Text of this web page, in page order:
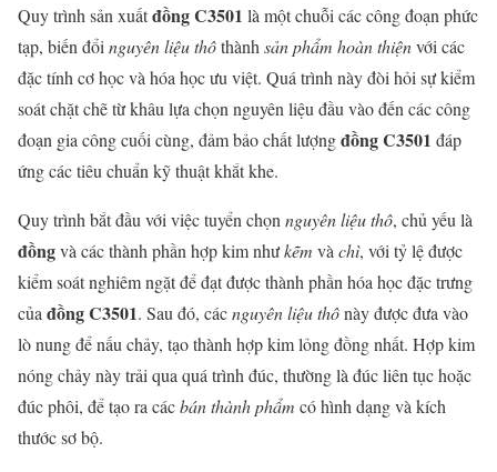
Quy trình sản xuấtđồng C3501 là một chuỗi các công đoạn phức
tạp, biến đổi nguyên liệu thôthành sản phẩm hoàn thiệnvới các
đặc tính cơ học và hóa học ưu việt. Quá trình này đòi hỏi sự kiểm
soát chặt chẽ từ khâu lựa chọn nguyên liệu đầu vào đến các công
đoạn gia công cuối cùng, đảm bảo chất lượngđồng C3501 đáp
ứng các tiêu chuẩn kỹ thuật khắt khe.
Quy trình bắt đầu với việc tuyển chọn nguyên liệu thô, chủ yếu là
đồngvà các thành phần hợp kim nhưkẽm và chì, với tỷ lệ được
kiểm soát nghiêm ngặt để đạt được thành phần hóa học đặc trưng
của đồng C3501. Sau đó, cácnguyên liệu thônày được đưa vào
lò nung để nấu chảy, tạo thành hợp kim lỏng đồng nhất. Hợp kim
nóng chảy này trải qua quá trình đúc, thường là đúc liên tục hoặc
đúc phôi, để tạo ra cácbán thành phẩm có hình dạng và kích
thước sơ bộ.